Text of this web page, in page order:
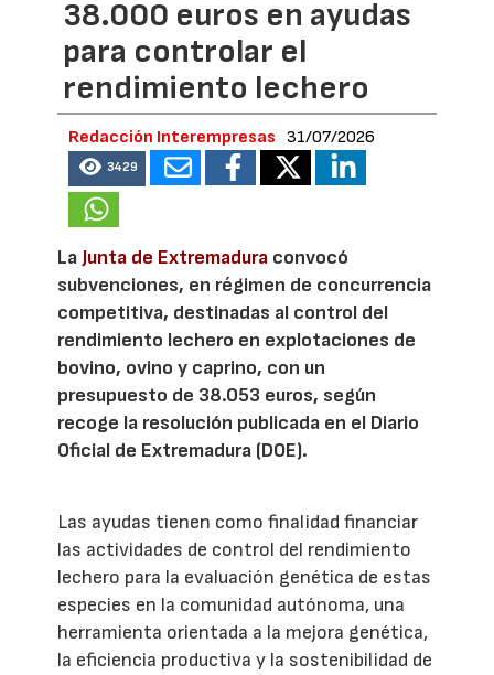
38.000 euros en ayudas
para controlar el
rendimiento lechero
Redacción Interempresas 31/07/2026
3429
LaJunta de Extremadura convocó
subvenciones, en régimen de concurrencia
competitiva, destinadas al control del
rendimiento lechero en explotaciones de
bovino, ovino y caprino, con un
presupuesto de 38.053 euros, según
recoge la resolución publicada en el Diario
Oficial de Extremadura (DOE).
Las ayudas tienen como finalidad financiar
las actividades de control del rendimiento
lechero para la evaluación genética de estas
especies en la comunidad autónoma, una
herramienta orientada a la mejora genética,
la eficiencia productiva y la sostenibilidad de